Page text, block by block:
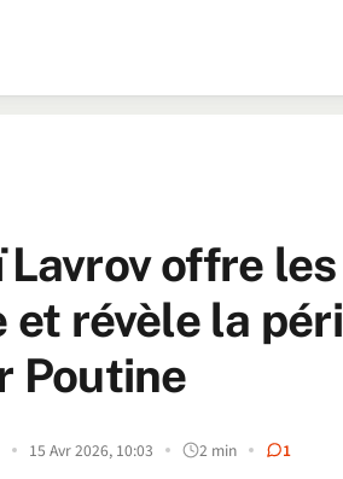
offre
et révèle la
Poutine
15 Avr 2026, 10:03 2 min 1